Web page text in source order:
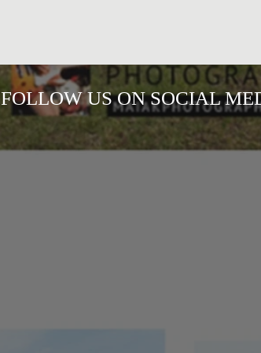
FOLLOW US ON SOCIAL